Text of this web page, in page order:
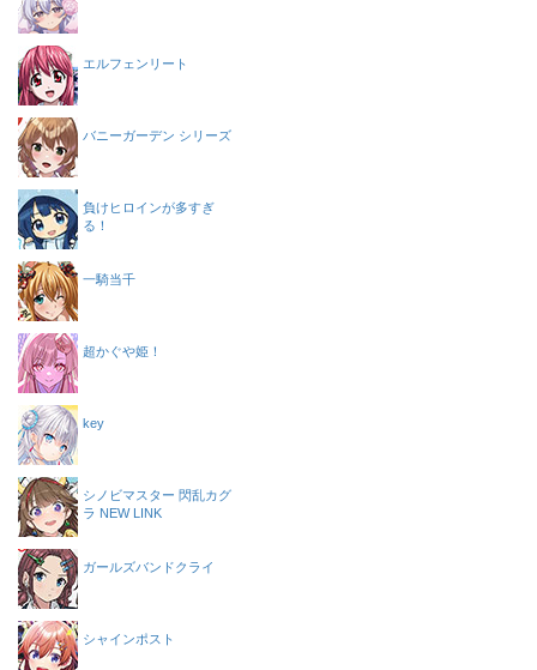
エルフェンリート
バニーガーデン シリーズ
負けヒロインが多すぎ
る！
一騎当千
超かぐや姫！
key
シノビマスター 閃乱カグ
ラ NEW LINK
ガールズバンドクライ
シャインポスト